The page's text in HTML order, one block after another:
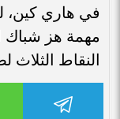
في هاري كين،
مهمة هز
النقاط الثلاث